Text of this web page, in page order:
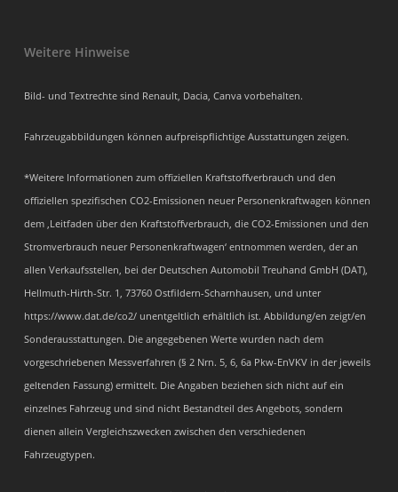
Weitere Hinweise
Bild- und Textrechte sind Renault, Dacia, Canva vorbehalten.
Fahrzeugabbildungen können aufpreispflichtige Ausstattungen zeigen.
*Weitere Informationen zum offiziellen Kraftstoffverbrauch und den
offiziellen spezifischen CO2-Emissionen neuer Personenkraftwagen können
dem ‚Leitfaden über den Kraftstoffverbrauch, die CO2-Emissionen und den
Stromverbrauch neuer Personenkraftwagen‘ entnommen werden, der an
allen Verkaufsstellen, bei der Deutschen Automobil Treuhand GmbH (DAT),
Hellmuth-Hirth-Str. 1, 73760 Ostfildern-Scharnhausen, und unter
https://www.dat.de/co2/ unentgeltlich erhältlich ist. Abbildung/en zeigt/en
Sonderausstattungen. Die angegebenen Werte wurden nach dem
vorgeschriebenen Messverfahren (§ 2 Nrn. 5, 6, 6a Pkw-EnVKV in der jeweils
geltenden Fassung) ermittelt. Die Angaben beziehen sich nicht auf ein
einzelnes Fahrzeug und sind nicht Bestandteil des Angebots, sondern
dienen allein Vergleichszwecken zwischen den verschiedenen
Fahrzeugtypen.